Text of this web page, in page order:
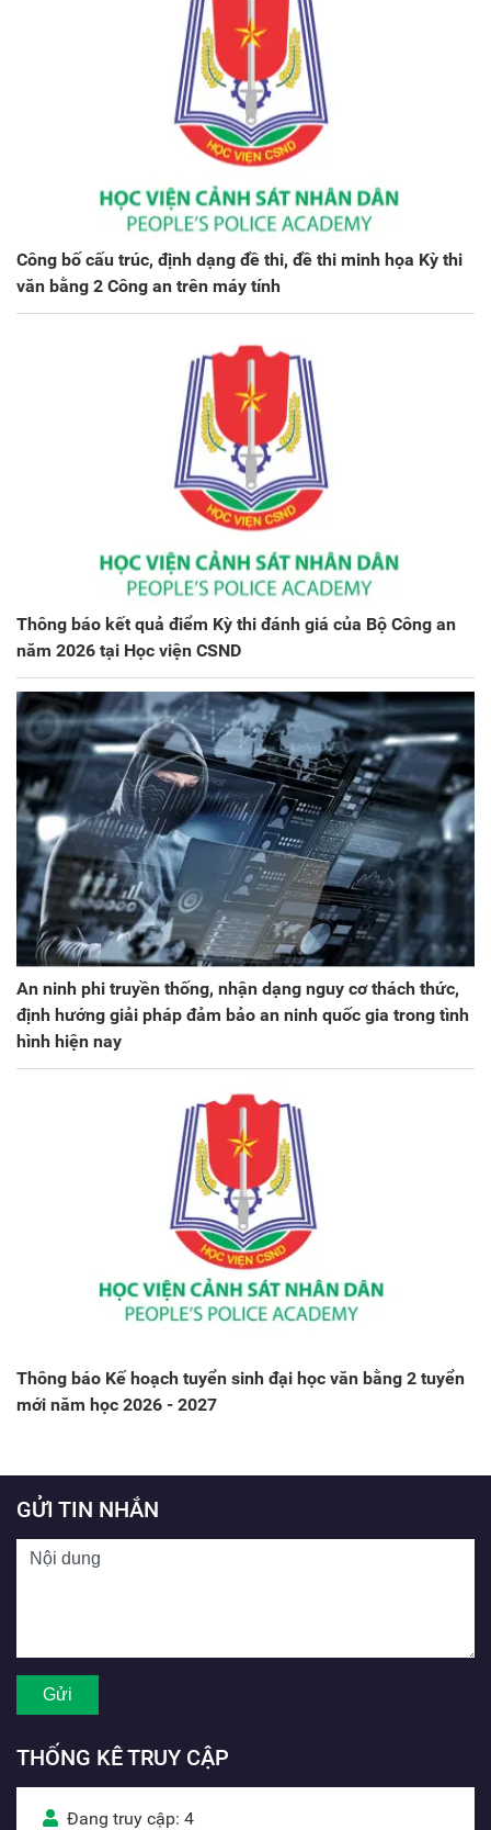
Công bố cấu trúc, định dạng đề thi, đề thi minh họa Kỳ thi
văn bằng 2 Công an trên máy tính
Thông báo kết quả điểm Kỳ thi đánh giá của Bộ Công an
năm 2026 tại Học viện CSND
An ninh phi truyền thống, nhận dạng nguy cơ thách thức,
định hướng giải pháp đảm bảo an ninh quốc gia trong tình
hình hiện nay
Thông báo Kế hoạch tuyển sinh đại học văn bằng 2 tuyển
mới năm học 2026 - 2027
GỬI TIN NHẮN
THỐNG KÊ TRUY CẬP
Đang truy cập: 4